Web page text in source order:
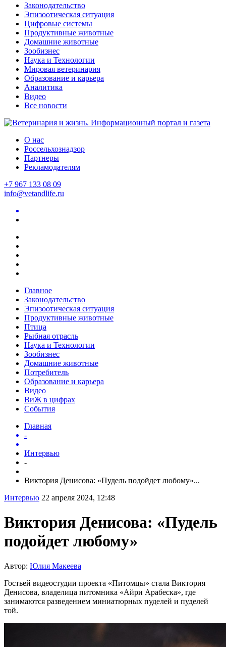
Законодательство
Эпизоотическая ситуация
Цифровые системы
Продуктивные животные
Домашние животные
Зообизнес
Наука и Технологии
Мировая ветеринария
Образование и карьера
Аналитика
Видео
Все новости
О нас
Россельхознадзор
Партнеры
Рекламодателям
+7 967 133 08 09
info@vetandlife.ru
Главное
Законодательство
Эпизоотическая ситуация
Продуктивные животные
Птица
Рыбная отрасль
Наука и Технологии
Зообизнес
Домашние животные
Потребитель
Образование и карьера
Видео
ВиЖ в цифрах
События
Главная
-
Интервью
-
Виктория Денисова: «Пудель подойдет любому»...
Интервью 22 апреля 2024, 12:48
Виктория Денисова: «Пудель
подойдет любому»
Автор: Юлия Макеева
Гостьей видеостудии проекта «Питомцы» стала Виктория
Денисова, владелица питомника «Айри Арабеска», где
занимаются разведением миниатюрных пуделей и пуделей
той.